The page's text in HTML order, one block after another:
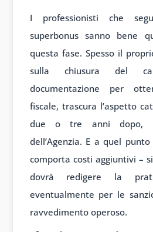
I professionisti che
superbonus sanno bene
questa fase. Spesso il
sulla chiusura del
documentazione per
fiscale, trascura l’aspetto
due o tre anni dopo,
dell’Agenzia. E a quel
comporta costi aggiuntivi –
dovrà redigere la
eventualmente per le
ravvedimento operoso.